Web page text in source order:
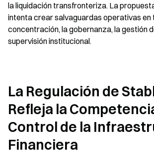
la liquidación transfronteriza. La
intenta crear salvaguardas operativas en
concentración, la gobernanza, la gestión
supervisión institucional.
La Regulación de
Refleja la
Control de la
Financiera